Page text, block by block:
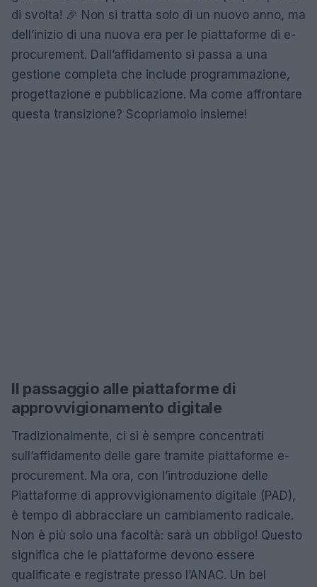
di svolta! 🎉 Non si tratta solo di un nuovo anno, ma
dell’inizio di una nuova era per le piattaforme di e-
procurement. Dall’affidamento si passa a una
gestione completa che include programmazione,
progettazione e pubblicazione. Ma come affrontare
questa transizione? Scopriamolo insieme!
Il passaggio alle piattaforme di
approvvigionamento digitale
Tradizionalmente, ci si è sempre concentrati
sull’affidamento delle gare tramite piattaforme e-
procurement. Ma ora, con l’introduzione delle
Piattaforme di approvvigionamento digitale (PAD),
è tempo di abbracciare un cambiamento radicale.
Non è più solo una facoltà: sarà un obbligo! Questo
significa che le piattaforme devono essere
qualificate e registrate presso l’ANAC. Un bel